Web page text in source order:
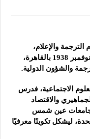
والإعلام،
الدكتور محمد الخولي، الذي ولد في 23 نوفمبر 1938 بالقاهرة،
والشؤون الدولية.
الاجتماعية، فدرس
والاقتصاد
جامعات عين شمس
ليشكل تكوينًا معرفيًا